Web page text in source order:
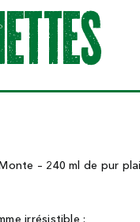
– 240 ml de pur
irrésistible :